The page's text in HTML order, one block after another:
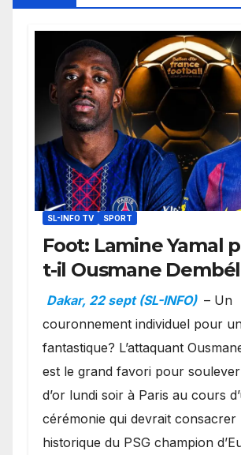
SL-INFO TV SPORT
Foot: Lamine Yamal
t-il Ousmane
Ballon d’or ?
Dakar, 22 sept (SL-INFO) – Un
couronnement individuel pour
fantastique? L’attaquant
est le grand favori pour
d’or lundi soir à Paris au cours
cérémonie qui devrait consacrer
historique du PSG champion